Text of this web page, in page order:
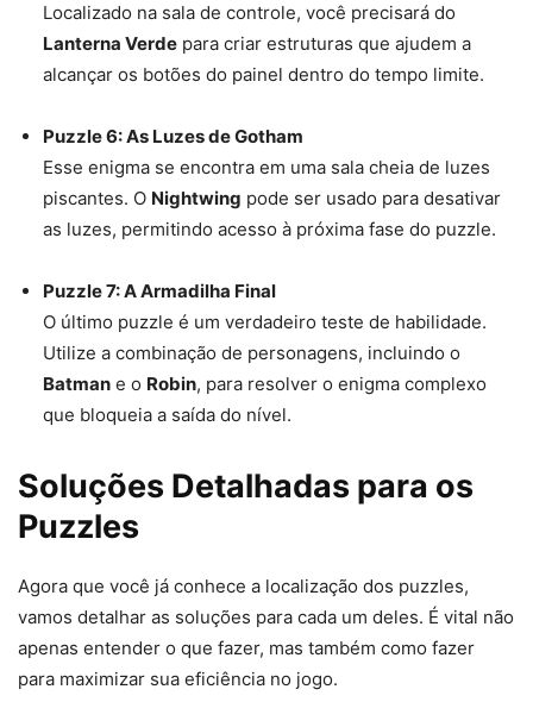
Localizado na sala de controle, você precisará do
Lanterna Verde para criar estruturas que ajudem a
alcançar os botões do painel dentro do tempo limite.
Puzzle 6: As Luzes de Gotham
Esse enigma se encontra em uma sala cheia de luzes
piscantes. O Nightwing pode ser usado para desativar
as luzes, permitindo acesso à próxima fase do puzzle.
Puzzle 7: A Armadilha Final
O último puzzle é um verdadeiro teste de habilidade.
Utilize a combinação de personagens, incluindo o
Batman e o Robin, para resolver o enigma complexo
que bloqueia a saída do nível.
Soluções Detalhadas para os
Puzzles
Agora que você já conhece a localização dos puzzles,
vamos detalhar as soluções para cada um deles. É vital não
apenas entender o que fazer, mas também como fazer
para maximizar sua eficiência no jogo.